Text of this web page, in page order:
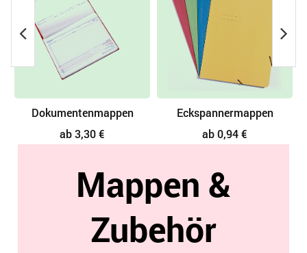
Dokumentenmappen
ab 3,30 €
Eckspannermappen
ab 0,94 €
Mappen &
Zubehör